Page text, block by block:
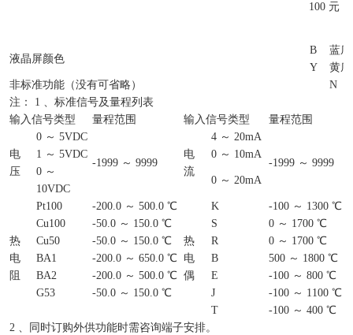
100 元
液晶屏颜色
B
蓝
Y
黄
非标准功能（没有可省略）
N
注： 1 、标准信号及量程列表
输入信号类型
量程范围 输入信号类型 量程范围
电
压
0 ～ 5VDC
-1999 ～ 9999
电
流
4 ～ 20mA
-1999 ～ 9999
1 ～ 5VDC
0 ～ 10mA
0 ～
10VDC
0 ～ 20mA
热
电
阻
Pt100 -200.0 ～ 500.0 ℃
热
电
偶
K
-100 ～ 1300 ℃
Cu100
-50.0 ～ 150.0 ℃ S
0 ～ 1700 ℃
Cu50
-50.0 ～ 150.0 ℃ R
0 ～ 1700 ℃
BA1
-200.0 ～ 650.0 ℃ B
500 ～ 1800 ℃
BA2
-200.0 ～ 500.0 ℃ E
-100 ～ 800 ℃
G53
-50.0 ～ 150.0 ℃ J
-100 ～ 1100 ℃
T
-100 ～ 400 ℃
2 、同时订购外供功能时需咨询端子安排。